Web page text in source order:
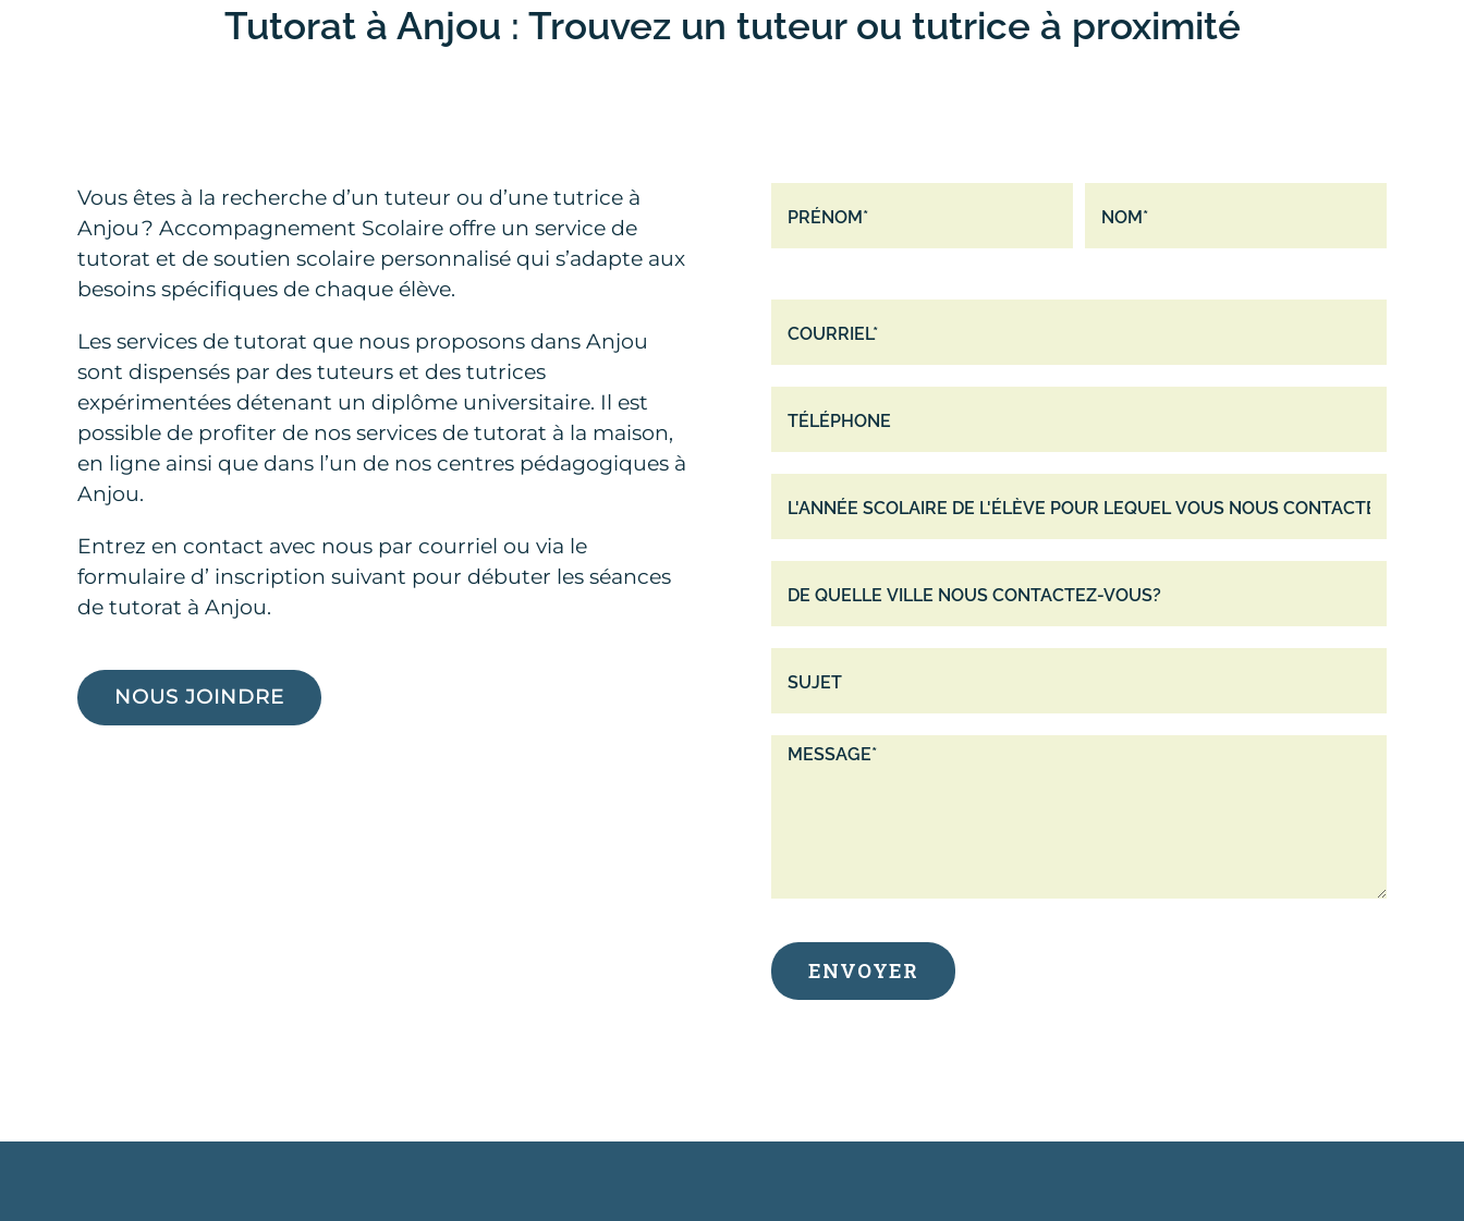
Tutorat à Anjou : Trouvez un tuteur ou tutrice à proximité
Vous êtes à la recherche d’un tuteur ou d’une tutrice à
Anjou ? Accompagnement Scolaire offre un service de
tutorat et de soutien scolaire personnalisé qui s’adapte aux
besoins spécifiques de chaque élève.
Les services de tutorat que nous proposons dans Anjou
sont dispensés par des tuteurs et des tutrices
expérimentées détenant un diplôme universitaire. Il est
possible de profiter de nos services de tutorat à la maison,
en ligne ainsi que dans l’un de nos centres pédagogiques à
Anjou.
Entrez en contact avec nous par courriel ou via le
formulaire d’ inscription suivant pour débuter les séances
de tutorat à Anjou.
Physique, chimie générale, chimie
organique, chimie des solutions,
NOUS JOINDRE